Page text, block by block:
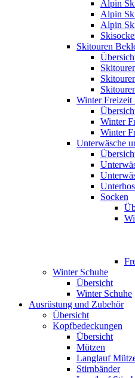
Alpin
Alpin
Alpin
Skitouren
Winter
Winter
Winter
Unterwäsche
Socken
Winter Schuhe
Übersicht
Winter Schuhe
Ausrüstung und Zubehör
Übersicht
Kopfbedeckungen
Übersicht
Mützen
Langlauf
Stirnbänder